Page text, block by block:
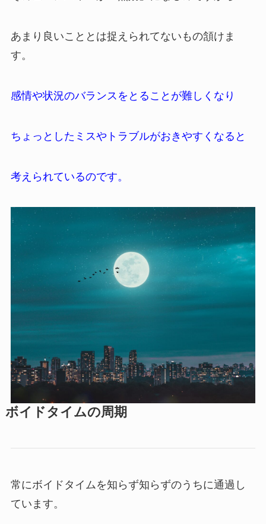
あまり良いこととは捉えられてないもの頷けま
す。
感情や状況のバランスをとることが難しくなり
ちょっとしたミスやトラブルがおきやすくなると
考えられているのです。
ボイドタイムの周期
常にボイドタイムを知らず知らずのうちに通過し
ています。